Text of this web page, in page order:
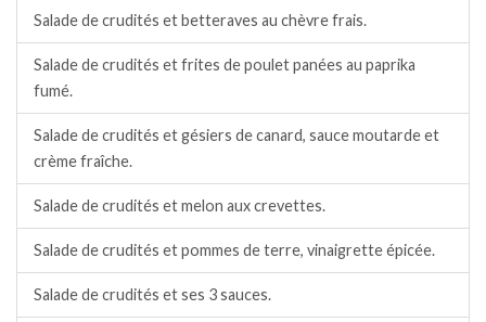
Salade de crudités et betteraves au chèvre frais.
Salade de crudités et frites de poulet panées au paprika
fumé.
Salade de crudités et gésiers de canard, sauce moutarde et
crème fraîche.
Salade de crudités et melon aux crevettes.
Salade de crudités et pommes de terre, vinaigrette épicée.
Salade de crudités et ses 3 sauces.